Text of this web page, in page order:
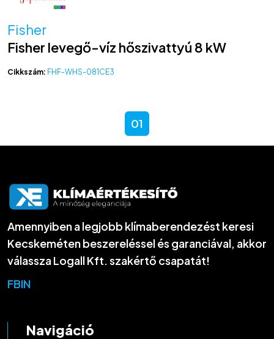
Fisher
Fisher levegő-víz hőszivattyú 8 kW
Cikkszám: FHF-WHS-081CE3
01
Amennyiben a legjobb klímaberendezést keresi
Kecskeméten beszereléssel és garanciával, akkor
válassza Logall Kft. szakértő csapatát!
FBIN
Navigáció